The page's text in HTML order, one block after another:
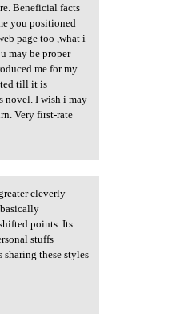
Beneficial facts
you positioned
page too ,what i
may be proper
me for my
till it is
novel. I wish i may
Very first-rate
cleverly
points. Its
stuffs
these styles